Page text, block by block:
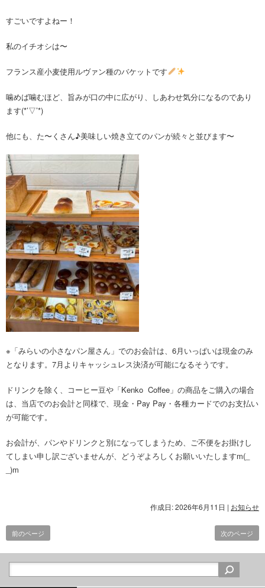
すごいですよねー！
私のイチオシは〜
フランス産小麦使用ルヴァン種のバケットです
噛めば噛むほど、旨みが口の中に広がり、しあわせ気分になるのであり
ます(*’▽’*)
他にも、た〜くさん♪美味しい焼き立てのパンが続々と並びます〜
※「みらいの小さなパン屋さん」でのお会計は、6月いっぱいは現金のみ
となります。7月よりキャッシュレス決済が可能になるそうです。
ドリンクを除く、コーヒー豆や「Kenko Coffee」の商品をご購入の場合
は、当店でのお会計と同様で、現金・Pay Pay・各種カードでのお支払い
が可能です。
お会計が、パンやドリンクと別になってしまうため、ご不便をお掛けし
てしまい申し訳ございませんが、どうぞよろしくお願いいたしますm(_
_)m
作成日: 2026年6月11日 | お知らせ
前のページ 次のページ